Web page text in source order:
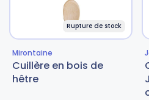
Rupture de stock
Mirontaine
Cuillère en bois de
hêtre